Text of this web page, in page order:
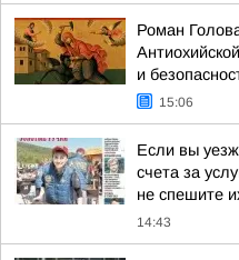
Роман
и
15:06
Если вы
счета за
не спешите
14:43